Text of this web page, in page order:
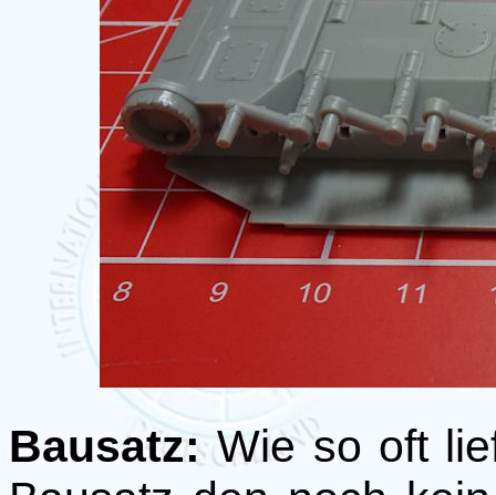
Bausatz:Wie so oft